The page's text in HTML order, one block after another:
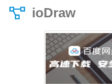
ioDraw